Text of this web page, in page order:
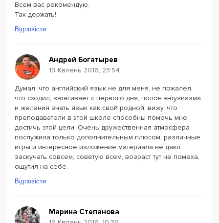
Всем вас рекомендую.
Так держать!
Відповісти
Андрей Богатырев
19 Квітень 2016, 23:54
Думал, что английский язык не для меня, не пожалел,
что сходил, затягивает с первого дня, полон энтузиазма
и желания знать язык как свой родной, вижу, что
преподаватели в этой школе способны помочь мне
достичь этой цели. Очень дружественная атмосфера
послужила только дополнительным плюсом, различные
игры и интересное изложение материала не дают
заскучать совсем, советую всем, возраст тут не помеха,
ощутил на себе.
Відповісти
Марина Степанова